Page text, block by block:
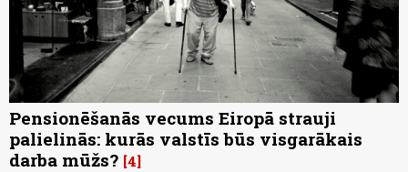
Pensionēšanās vecums Eiropā strauji
palielinās: kurās valstīs būs visgarākais
darba mūžs? 4